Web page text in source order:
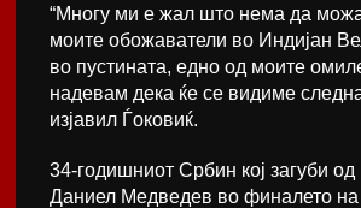
“Многу ми е жал што нема да
моите обожаватели во Индијан
во пустината, едно од моите
надевам дека ќе се видиме
изјавил Ѓоковиќ.
34-годишниот Србин кој загуби од
Даниел Медведев во финалето